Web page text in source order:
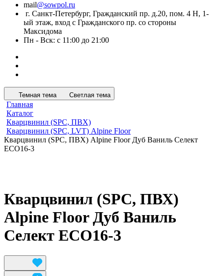
mail@sowpol.ru
г. Санкт-Петербург, Гражданский пр. д.20, пом. 4 Н, 1-
ый этаж, вход с Гражданского пр. со стороны
Максидома
Пн - Вск: с 11:00 до 21:00
Темная тема Светлая тема
Главная
Каталог
Кварцвинил (SPC, ПВХ)
Кварцвинил (SPC, LVT) Alpine Floor
Кварцвинил (SPC, ПВХ) Alpine Floor Дуб Ваниль Селект
ECO16-3
Кварцвинил (SPC, ПВХ)
Alpine Floor Дуб Ваниль
Селект ECO16-3